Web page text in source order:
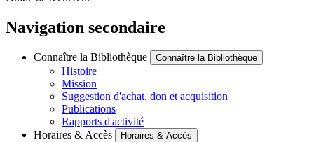
Navigation secondaire
Connaître la Bibliothèque Connaître la Bibliothèque
Histoire
Mission
Suggestion d'achat, don et acquisition
Publications
Rapports d'activité
Horaires & Accès
Horaires & Accès